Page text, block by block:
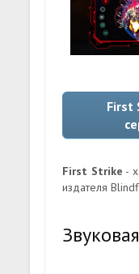
First
First Strike -
издателя